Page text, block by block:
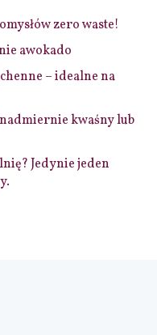
zero waste!
awokado
– idealne na
kwaśny lub
Jedynie jeden